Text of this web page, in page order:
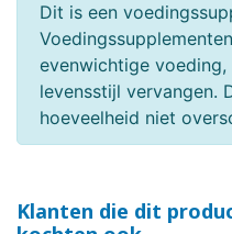
Dit is een
evenwichtige
levensstijl vervangen.
hoeveelheid niet
Klanten die dit